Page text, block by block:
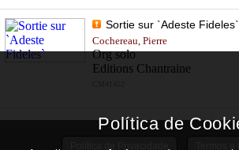
Sortie sur `Adeste Fideles`
Cochereau, Pierre
Org solo
Editions Chantraine